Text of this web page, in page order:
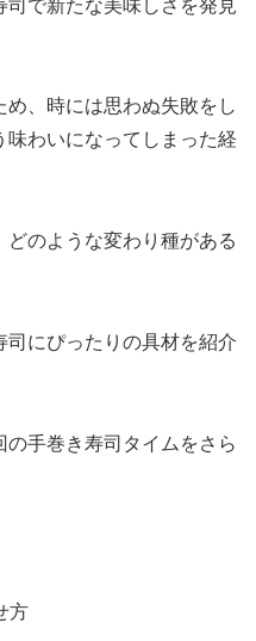
で新たな美味しさを発見
、時には思わぬ失敗をし
わいになってしまった経
のような変わり種がある
にぴったりの具材を紹介
の手巻き寿司タイムをさら
方